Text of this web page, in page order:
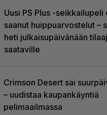
Uusi PS Plus -seikkailupeli
saanut huippuarvostelut –
heti julkaisupäivänään
saataville
Crimson Desert sai
– uudistaa kaupankäyntiä
pelimaailmassa